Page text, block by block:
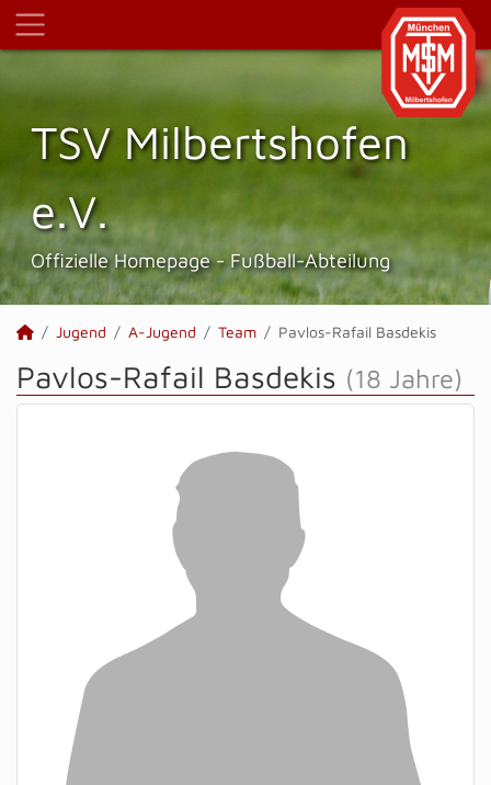
TSV Milbertshofen
e.V.
Offizielle Homepage - Fußball-Abteilung
Jugend A-Jugend Team Pavlos-Rafail Basdekis
Pavlos-Rafail Basdekis (18 Jahre)